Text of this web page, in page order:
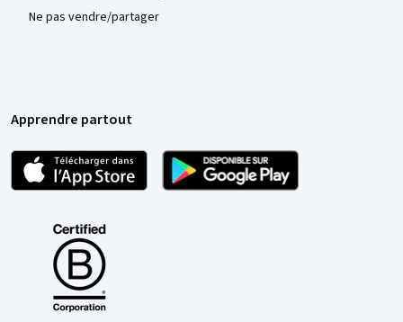
Ne pas vendre/partager
Apprendre partout